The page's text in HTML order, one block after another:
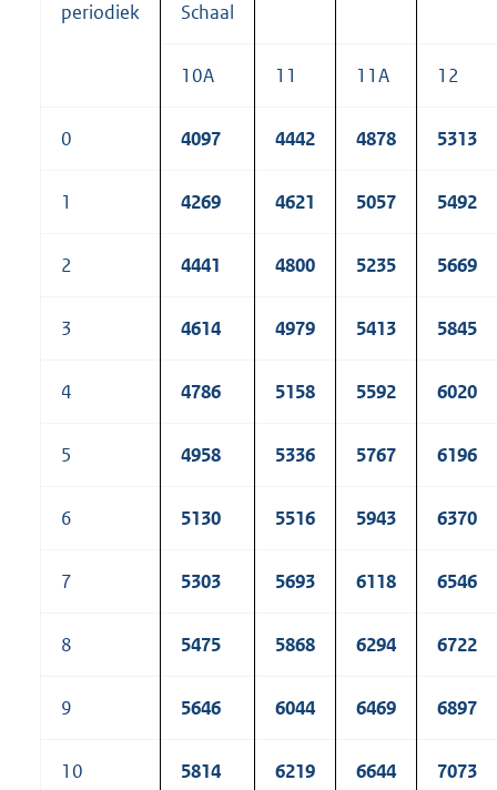
periodiek Schaal
10A 11 11A 12
0 4097 4442 4878 5313
1 4269 4621 5057 5492
2 4441 4800 5235 5669
3 4614 4979 5413 5845
4 4786 5158 5592 6020
5 4958 5336 5767 6196
6 5130 5516 5943 6370
7 5303 5693 6118 6546
8 5475 5868 6294 6722
9 5646 6044 6469 6897
10 5814 6219 6644 7073